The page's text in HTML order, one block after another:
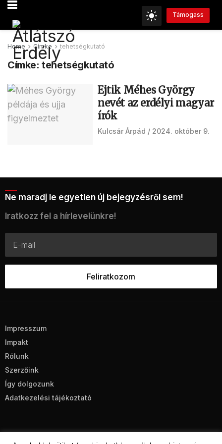
Támogass
Home Címke tehetségkutató
Címke:tehetségkutató
Ejtik Méhes György
nevét az erdélyi magyar
írók
Kulcsár Árpád 2024. október 9.
Ne maradj le egyetlen új bejegyzésről sem!
Iratkozz fel a hírlevelünkre!
Impresszum
Impakt
Rólunk
Szerzőink
Így dolgozunk
Adatkezelési tájékoztató